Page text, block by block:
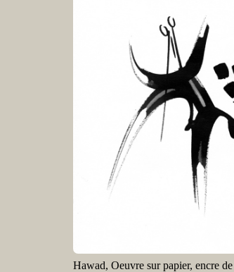
Hawad, Oeuvre sur papier, encre